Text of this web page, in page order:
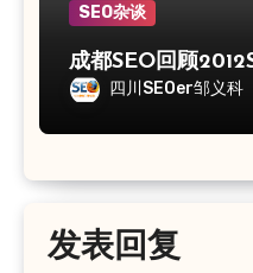
SEO杂谈
成都SEO回顾
四川SEOer邹义科
发表回复